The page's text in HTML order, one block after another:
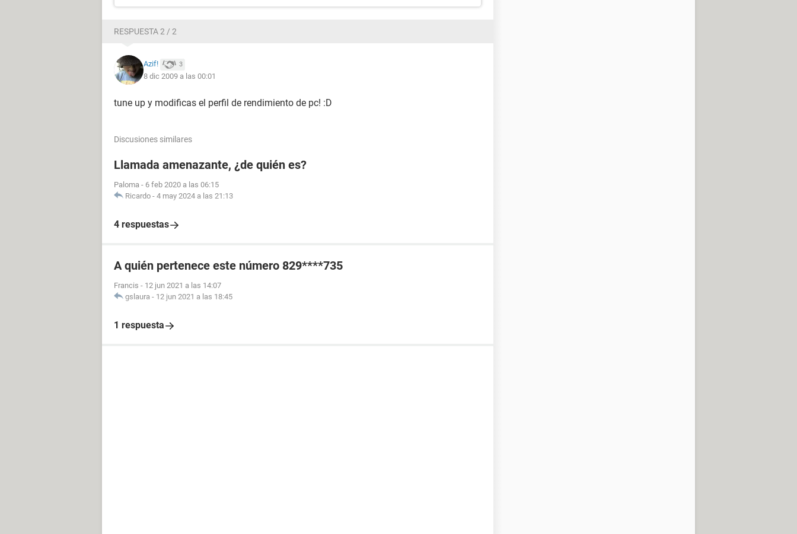
RESPUESTA 2 / 2
Azif! 3
8 dic 2009 a las 00:01
tune up y modificas el perfil de rendimiento de pc! :D
Discusiones similares
Llamada amenazante, ¿de quién es?
Paloma - 6 feb 2020 a las 06:15
Ricardo - 4 may 2024 a las 21:13
4 respuestas
A quién pertenece este número 829****735
Francis - 12 jun 2021 a las 14:07
gslaura - 12 jun 2021 a las 18:45
1 respuesta